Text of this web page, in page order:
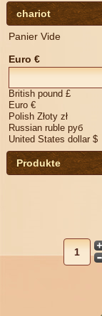
chariot
Panier Vide
Euro €
British pound £
Euro €
Polish Złoty zł
Russian ruble руб
United States dollar $
Produkte